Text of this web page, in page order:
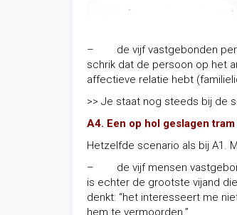
– de vijf vastgebonden
schrik dat de persoon op het
affectieve relatie hebt
>> Je staat nog steeds bij de
A4. Een op hol geslagen
Hetzelfde scenario als bij A1.
– de vijf mensen
is echter de grootste vijand
denkt: “het interesseert me
hem te vermoorden.”